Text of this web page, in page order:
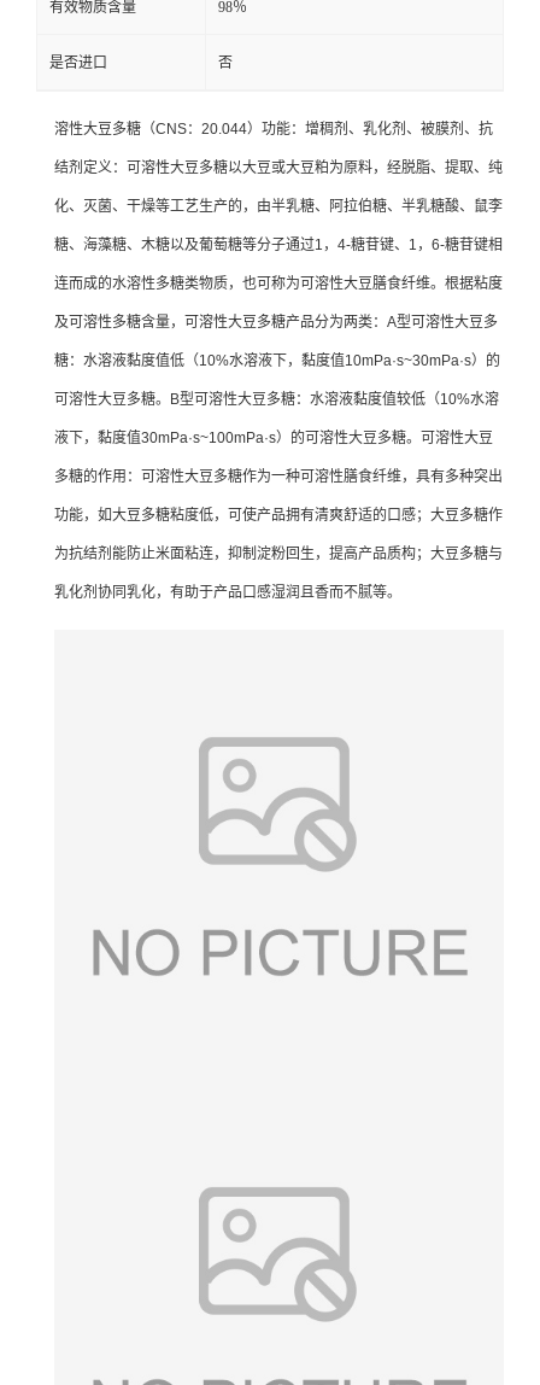
有效物质含量 98％
是否进口 否
溶性大豆多糖（CNS：20.044）功能：增稠剂、乳化剂、被膜剂、抗
结剂定义：可溶性大豆多糖以大豆或大豆粕为原料，经脱脂、提取、纯
化、灭菌、干燥等工艺生产的，由半乳糖、阿拉伯糖、半乳糖酸、鼠李
糖、海藻糖、木糖以及葡萄糖等分子通过1，4-糖苷键、1，6-糖苷键相
连而成的水溶性多糖类物质，也可称为可溶性大豆膳食纤维。根据粘度
及可溶性多糖含量，可溶性大豆多糖产品分为两类：A型可溶性大豆多
糖：水溶液黏度值低（10%水溶液下，黏度值10mPa·s~30mPa·s）的
可溶性大豆多糖。B型可溶性大豆多糖：水溶液黏度值较低（10%水溶
液下，黏度值30mPa·s~100mPa·s）的可溶性大豆多糖。可溶性大豆
多糖的作用：可溶性大豆多糖作为一种可溶性膳食纤维，具有多种突出
功能，如大豆多糖粘度低，可使产品拥有清爽舒适的口感；大豆多糖作
为抗结剂能防止米面粘连，抑制淀粉回生，提高产品质构；大豆多糖与
乳化剂协同乳化，有助于产品口感湿润且香而不腻等。